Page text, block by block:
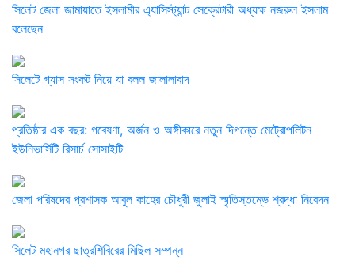
সিলেট জেলা জামায়াতে ইসলামীর এ্যাসিস্ট্যান্ট সেক্রেটারী অধ্যক্ষ নজরুল ইসলাম
বলেছেন
সিলেটে গ্যাস সংকট নিয়ে যা বলল জালালাবাদ
প্রতিষ্ঠার এক বছর: গবেষণা, অর্জন ও অঙ্গীকারে নতুন দিগন্তে মেট্রোপলিটন
ইউনিভার্সিটি রিসার্চ সোসাইটি
জেলা পরিষদের প্রশাসক আবুল কাহের চৌধুরী জুলাই স্মৃতিস্তম্ভে শ্রদ্ধা নিবেদন
সিলেট মহানগর ছাত্রশিবিরের মিছিল সম্পন্ন